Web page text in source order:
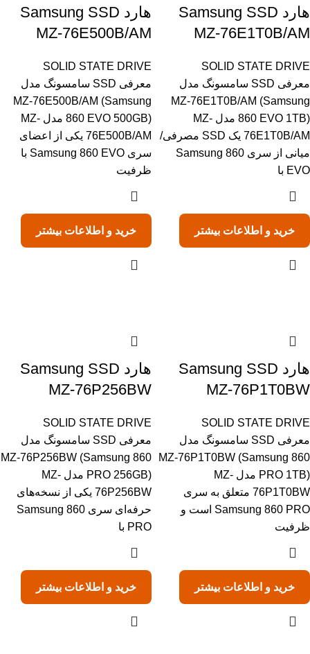
هارد Samsung SSD
MZ-76E1T0B/AM
SOLID STATE DRIVE
معرفی SSD سامسونگ مدل
MZ-76E1T0B/AM (Samsung
860 EVO 1TB) مدل MZ-
76E1T0B/AM یک SSD مصرفی/
میانی از سری Samsung 860
EVO با
خرید و اطلاعات بیشتر
هارد Samsung SSD
MZ-76E500B/AM
SOLID STATE DRIVE
معرفی SSD سامسونگ مدل
MZ-76E500B/AM (Samsung
860 EVO 500GB) مدل MZ-
76E500B/AM یکی از اعضای
سری Samsung 860 EVO با
ظرفیت
خرید و اطلاعات بیشتر
هارد Samsung SSD
MZ-76P1T0BW
SOLID STATE DRIVE
معرفی SSD سامسونگ مدل
MZ-76P1T0BW (Samsung 860
PRO 1TB) مدل MZ-
76P1T0BW متعلق به سری
Samsung 860 PRO است و
ظرفیت
خرید و اطلاعات بیشتر
هارد Samsung SSD
MZ-76P256BW
SOLID STATE DRIVE
معرفی SSD سامسونگ مدل
MZ-76P256BW (Samsung 860
PRO 256GB) مدل MZ-
76P256BW یکی از نسخه‌های
حرفه‌ای سری Samsung 860
PRO با
خرید و اطلاعات بیشتر